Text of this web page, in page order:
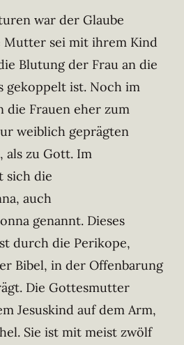
war der Glaube
sei mit ihrem Kind
Blutung der Frau an die
gekoppelt ist. Noch im
Frauen eher zum
weiblich geprägten
zu Gott. Im
sich die
auch
genannt. Dieses
durch die Perikope,
Bibel, in der Offenbarung
Die Gottesmutter
Jesuskind auf dem Arm,
Sie ist mit meist zwölf